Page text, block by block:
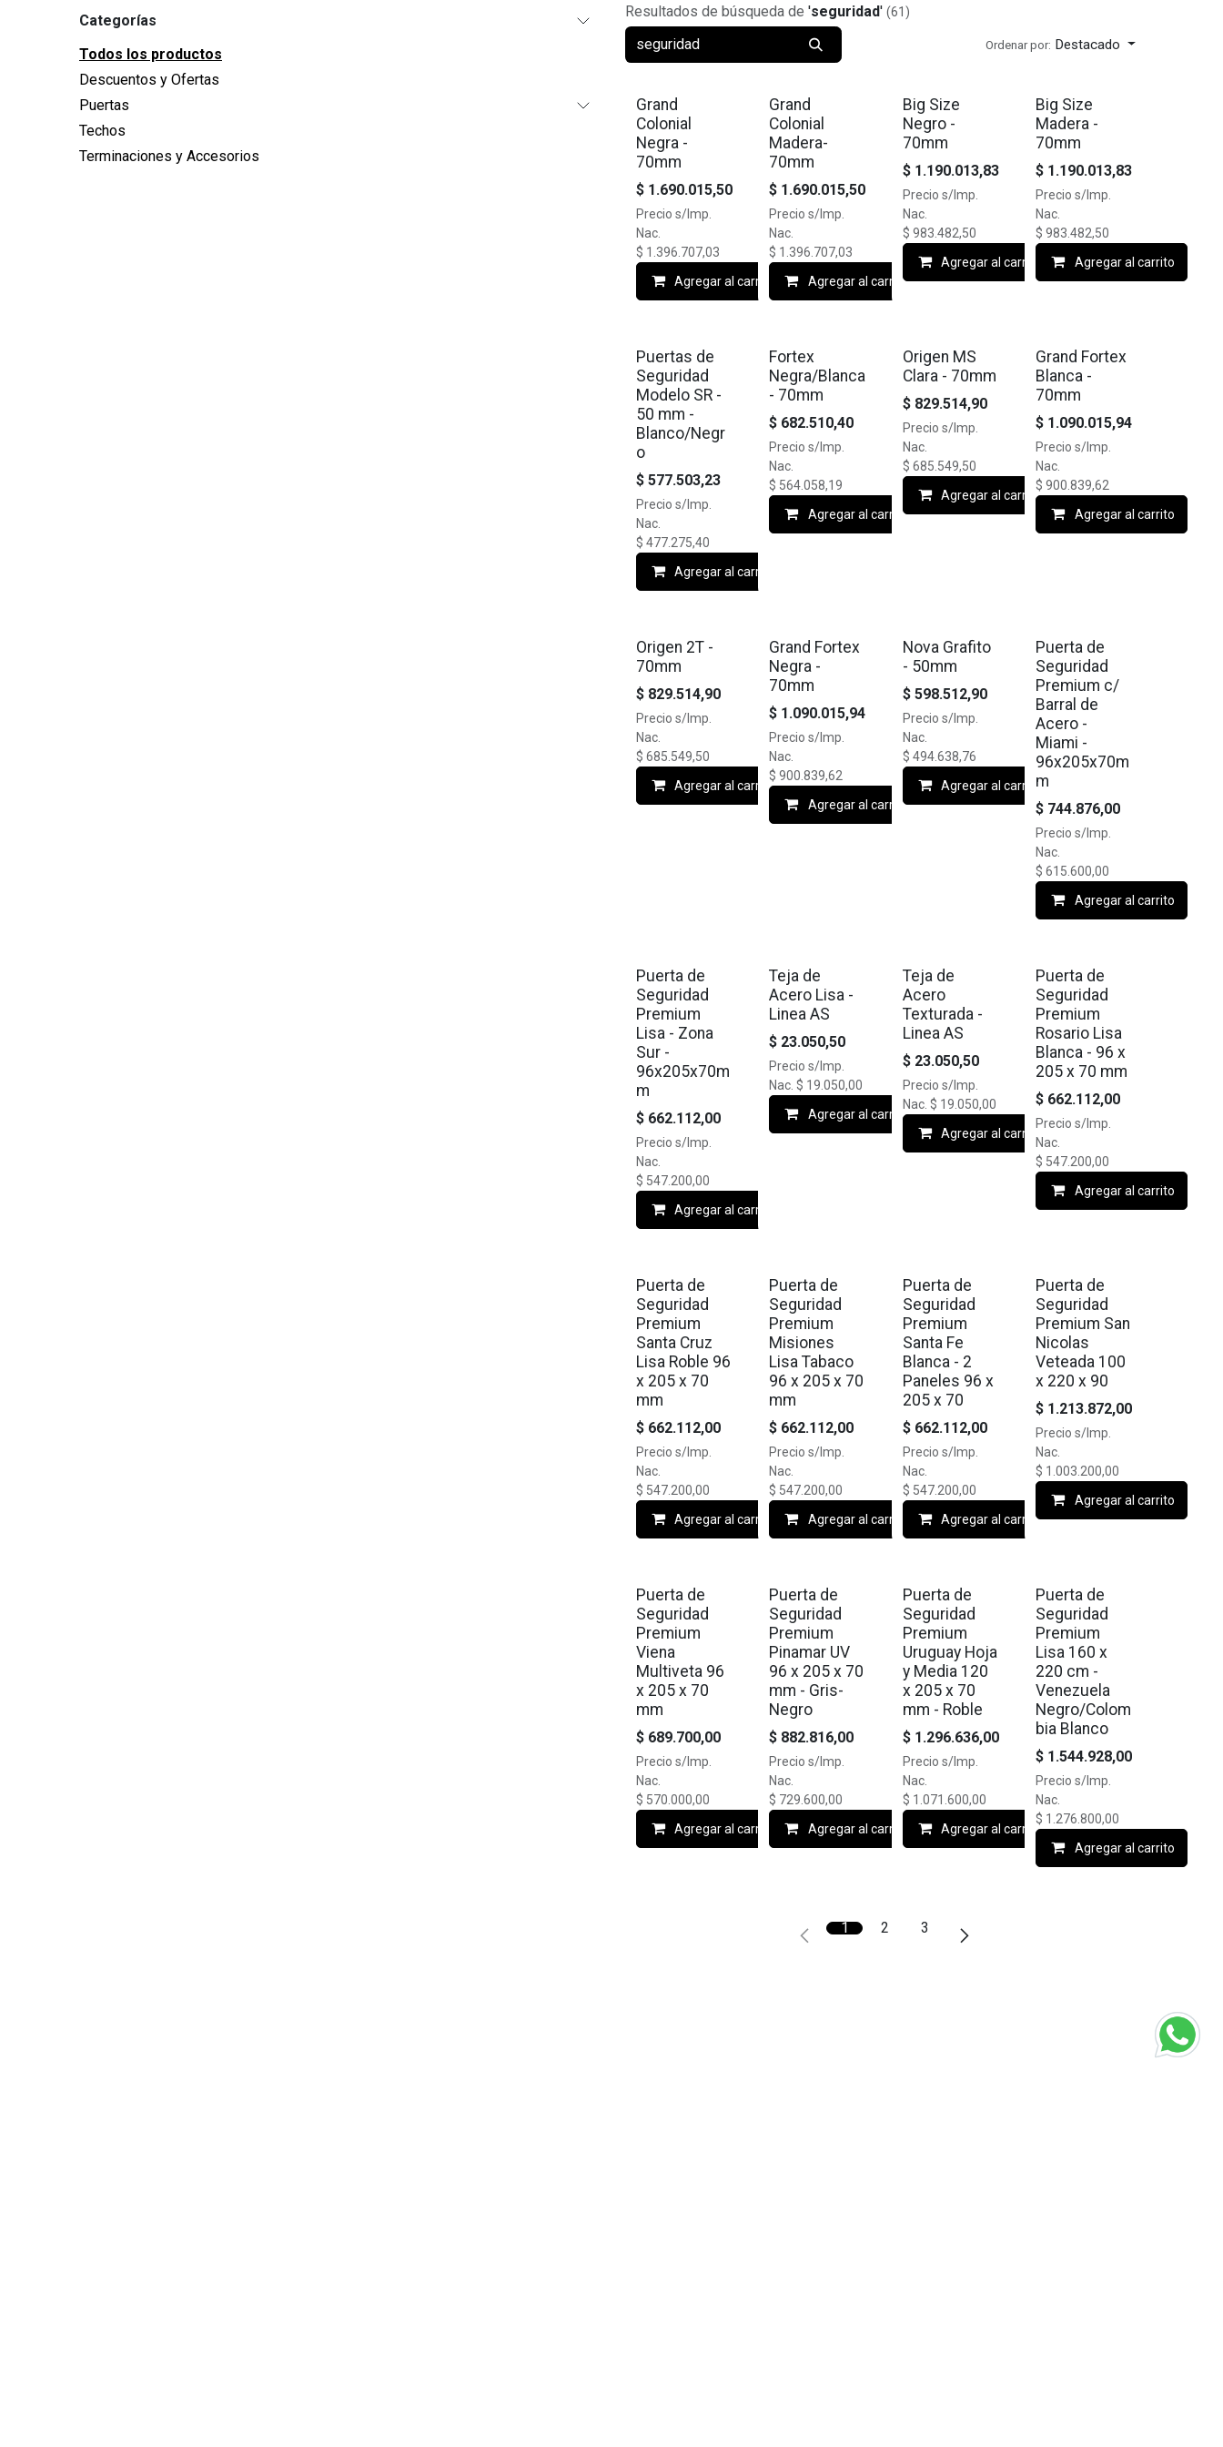
Categorías
Todos los productos
Descuentos y Ofertas
Puertas
Techos
Terminaciones y Accesorios
Resultados de búsqueda de 'seguridad' (61)
Ordenar por: Destacado
🔥10% OFF
Grand
Colonial
Negra -
70mm
$ 1.690.015,50
Precio s/Imp.
Nac.
$ 1.396.707,03
Agregar al carrito
🔥10% OFF
Grand
Colonial
Madera-
70mm
$ 1.690.015,50
Precio s/Imp.
Nac.
$ 1.396.707,03
Agregar al carrito
🔥10% OFF
Big Size
Negro -
70mm
$ 1.190.013,83
Precio s/Imp.
Nac.
$ 983.482,50
Agregar al carrito
🔥10% OFF
Big Size
Madera -
70mm
$ 1.190.013,83
Precio s/Imp.
Nac.
$983.482,50
Agregar al carrito
🔥10% OFF
Puertas de
Seguridad
Modelo SR -
50 mm -
Blanco/Negr
o
$ 577.503,23
Precio s/Imp.
Nac.
$ 477.275,40
Agregar al carrito
🔥10% OFF
Fortex
Negra/Blanca
- 70mm
$ 682.510,40
Precio s/Imp.
Nac.
$ 564.058,19
Agregar al carrito
🔥10% OFF
Origen MS
Clara - 70mm
$ 829.514,90
Precio s/Imp.
Nac.
$ 685.549,50
Agregar al carrito
🔥10% OFF
Grand Fortex
Blanca -
70mm
$ 1.090.015,94
Precio s/Imp.
Nac.
$900.839,62
Agregar al carrito
PREVENTA
Origen 2T -
70mm
$ 829.514,90
Precio s/Imp.
Nac.
$ 685.549,50
Agregar al carrito
🔥10% OFF
Grand Fortex
Negra -
70mm
$ 1.090.015,94
Precio s/Imp.
Nac.
$900.839,62
Agregar al carrito
🔥10% OFF
Nova Grafito
- 50mm
$ 598.512,90
Precio s/Imp.
Nac.
$ 494.638,76
Agregar al carrito
🔥10% OFF
Puerta de
Seguridad
Premium c/
Barral de
Acero -
Miami -
96x205x70m
m
$ 744.876,00
Precio s/Imp.
Nac.
$615.600,00
Agregar al carrito
🔥10% OFF
Puerta de
Seguridad
Premium
Lisa - Zona
Sur -
96x205x70m
m
$ 662.112,00
Precio s/Imp.
Nac.
$ 547.200,00
Agregar al carrito
🔥10% OFF
Teja de
Acero Lisa -
Linea AS
$ 23.050,50
Precio s/Imp.
Nac.$ 19.050,00
Agregar al carrito
🔥10% OFF
Teja de
Acero
Texturada -
Linea AS
$ 23.050,50
Precio s/Imp.
Nac. $ 19.050,00
Agregar al carrito
🔥10% OFF
Puerta de
Seguridad
Premium
Rosario Lisa
Blanca - 96 x
205 x 70 mm
$ 662.112,00
Precio s/Imp.
Nac.
$ 547.200,00
Agregar al carrito
Puerta de
Seguridad
Premium
Santa Cruz
Lisa Roble 96
x 205 x 70
mm
$ 662.112,00
Precio s/Imp.
Nac.
$ 547.200,00
Agregar al carrito
Puerta de
Seguridad
Premium
Misiones
Lisa Tabaco
96 x 205 x 70
mm
$ 662.112,00
Precio s/Imp.
Nac.
$ 547.200,00
Agregar al carrito
Puerta de
Seguridad
Premium
Santa Fe
Blanca - 2
Paneles 96 x
205 x 70
$ 662.112,00
Precio s/Imp.
Nac.
$ 547.200,00
Agregar al carrito
Puerta de
Seguridad
Premium San
Nicolas
Veteada 100
x 220 x 90
$ 1.213.872,00
Precio s/Imp.
Nac.
$ 1.003.200,00
Agregar al carrito
Puerta de
Seguridad
Premium
Viena
Multiveta 96
x 205 x 70
mm
$ 689.700,00
Precio s/Imp.
Nac.
$ 570.000,00
Agregar al carrito
Puerta de
Seguridad
Premium
Pinamar UV
96 x 205 x 70
mm - Gris-
Negro
$ 882.816,00
Precio s/Imp.
Nac.
$ 729.600,00
Agregar al carrito
Puerta de
Seguridad
Premium
Uruguay Hoja
y Media 120
x 205 x 70
mm - Roble
$ 1.296.636,00
Precio s/Imp.
Nac.
$ 1.071.600,00
Agregar al carrito
Puerta de
Seguridad
Premium
Lisa 160 x
220 cm -
Venezuela
Negro/Colom
bia Blanco
$ 1.544.928,00
Precio s/Imp.
Nac.
$ 1.276.800,00
Agregar al carrito
1 2 3